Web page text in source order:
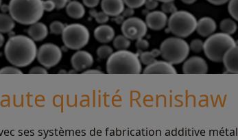
qualité Renishaw
ses systèmes de fabrication additive